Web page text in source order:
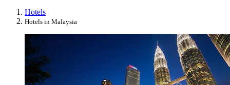
Hotels
Hotels in Malaysia